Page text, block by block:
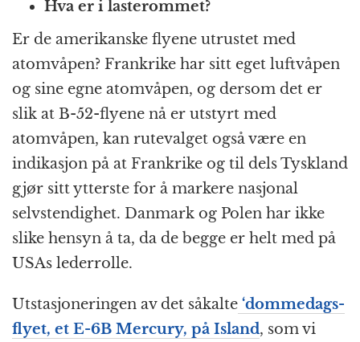
Hva er i lasterommet?
Er de amerikanske flyene utrustet med
atomvåpen? Frankrike har sitt eget luftvåpen
og sine egne atomvåpen, og dersom det er
slik at B-52-flyene nå er utstyrt med
atomvåpen, kan rutevalget også være en
indikasjon på at Frankrike og til dels Tyskland
gjør sitt ytterste for å markere nasjonal
selvstendighet. Danmark og Polen har ikke
slike hensyn å ta, da de begge er helt med på
USAs lederrolle.
Utstasjoneringen av det såkalte ‘dommedags-
flyet, et E-6B Mercury, på Island, som vi